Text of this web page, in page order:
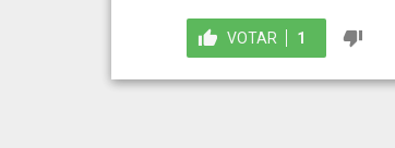
VOTAR 1